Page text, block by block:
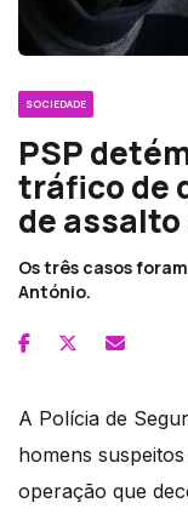
SOCIEDADE
PSP
tráfico de
de assalto
Os três casos
António.
A Polícia de
homens
operação que